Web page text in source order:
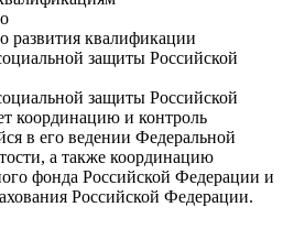
развития квалификации
защиты Российской
защиты Российской
координацию и контроль
в его ведении Федеральной
а также координацию
фонда Российской Федерации и
Российской Федерации.